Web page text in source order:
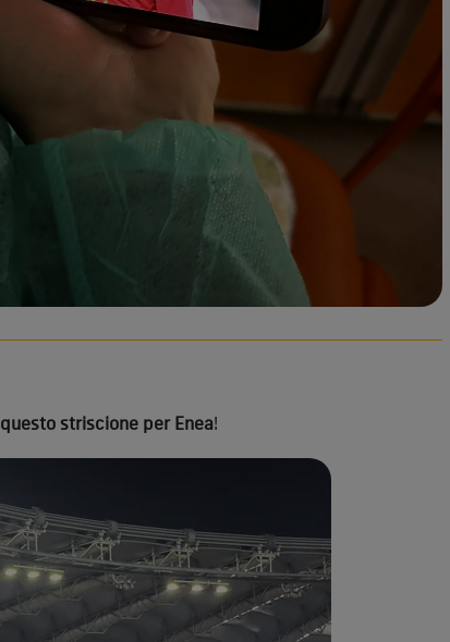
questo striscione per Enea!